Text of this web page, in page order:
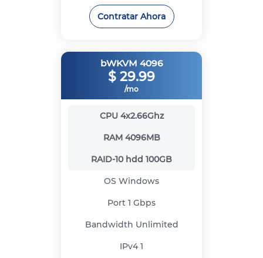
Contratar Ahora
bWKVM 4096
$ 29.99
/mo
CPU 4x2.66Ghz
RAM 4096MB
RAID-10 hdd 100GB
OS Windows
Port 1 Gbps
Bandwidth Unlimited
IPv41